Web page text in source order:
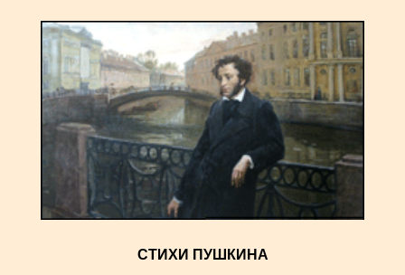
СТИХИ ПУШКИНА